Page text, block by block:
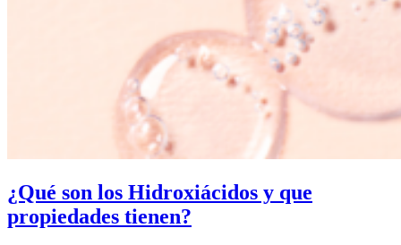
¿Qué son los Hidroxiácidos y que
propiedades tienen?